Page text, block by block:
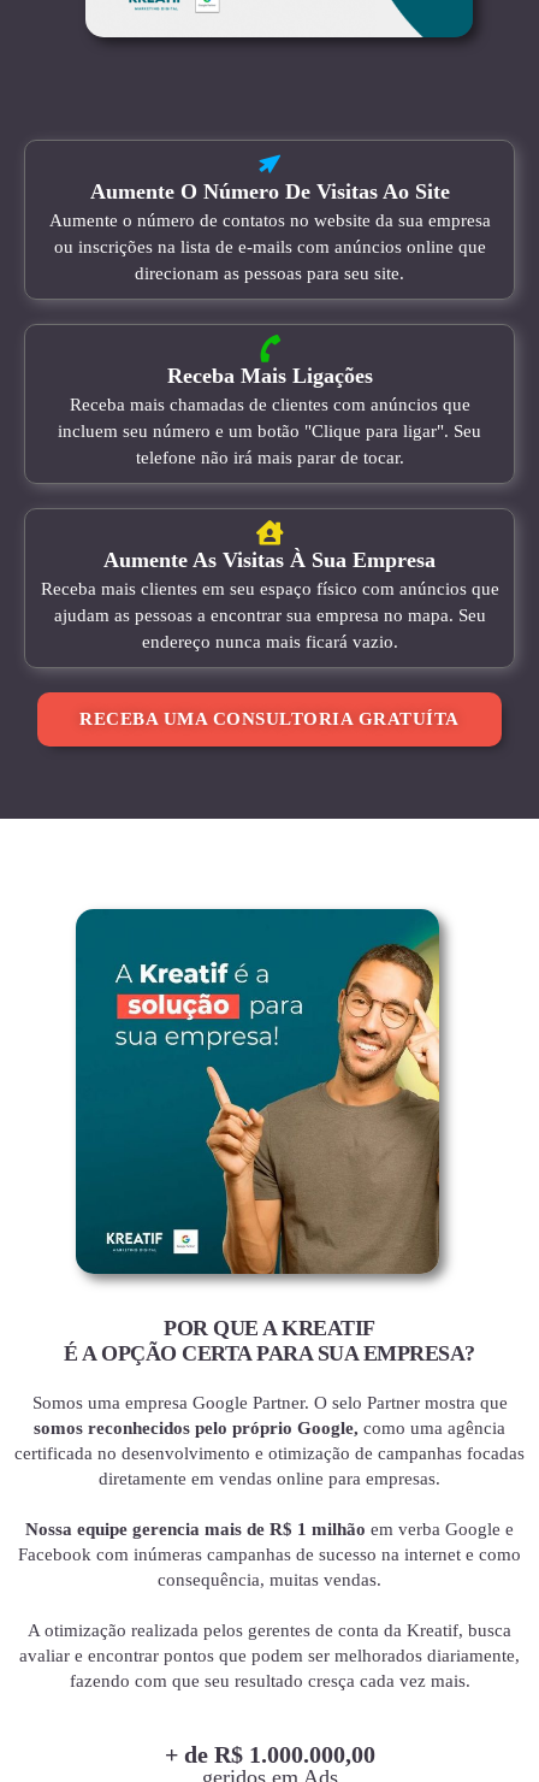
Aumente O Número De Visitas Ao Site
Aumente o número de contatos no website da sua empresa
ou inscrições na lista de e-mails com anúncios online que
direcionam as pessoas para seu site.
Receba Mais Ligações
Receba mais chamadas de clientes com anúncios que
incluem seu número e um botão "Clique para ligar". Seu
telefone não irá mais parar de tocar.
Aumente As Visitas À Sua Empresa
Receba mais clientes em seu espaço físico com anúncios que
ajudam as pessoas a encontrar sua empresa no mapa. Seu
endereço nunca mais ficará vazio.
RECEBA UMA CONSULTORIA GRATUÍTA
POR QUE A KREATIF
É A OPÇÃO CERTA PARA SUA EMPRESA?
Somos uma empresa Google Partner. O selo Partner mostra que
somos reconhecidos pelo próprio Google, como uma agência
certificada no desenvolvimento e otimização de campanhas focadas
diretamente em vendas online para empresas.
Nossa equipe gerencia mais de R$ 1 milhão em verba Google e
Facebook com inúmeras campanhas de sucesso na internet e como
consequência, muitas vendas.
A otimização realizada pelos gerentes de conta da Kreatif, busca
avaliar e encontrar pontos que podem ser melhorados diariamente,
fazendo com que seu resultado cresça cada vez mais.
+ de R$ 1.000.000,00
geridos em Ads